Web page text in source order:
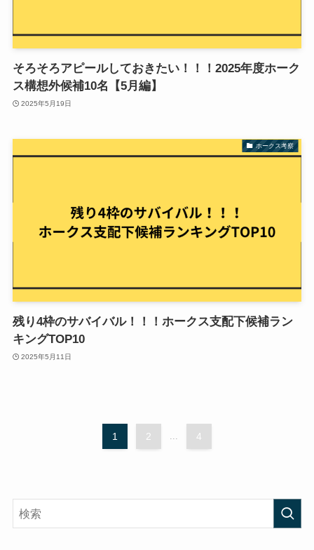
そろそろアピールしておきたい！！！2025年度ホーク
ス構想外候補10名【5月編】
2025年5月19日
ホークス考察
残り4枠のサバイバル！！！ホークス支配下候補ラン
キングTOP10
2025年5月11日
1 2 ... 4